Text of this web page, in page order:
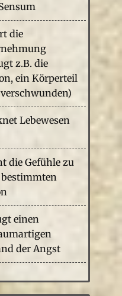
die
z.B. die
ein Körperteil
Lebewesen
die Gefühle zu
einen
der Angst